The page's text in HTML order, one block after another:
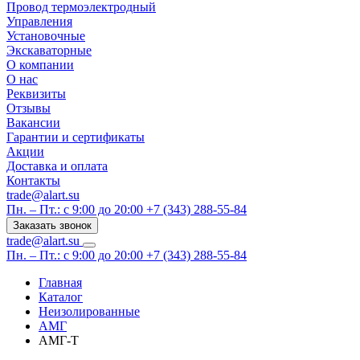
Провод термоэлектродный
Управления
Установочные
Экскаваторные
О компании
О нас
Реквизиты
Отзывы
Вакансии
Гарантии и сертификаты
Акции
Доставка и оплата
Контакты
trade@alart.su
Пн. – Пт.: с 9:00 до 20:00 +7 (343) 288-55-84
Заказать звонок
trade@alart.su
Пн. – Пт.: с 9:00 до 20:00 +7 (343) 288-55-84
Главная
Каталог
Неизолированные
АМГ
АМГ-Т